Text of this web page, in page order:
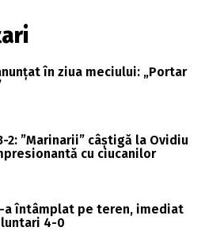
în ziua meciului: „Portar
2: ”Marinarii” câștigă la Ovidiu
cu ciucanilor
a întâmplat pe teren, imediat
4-0